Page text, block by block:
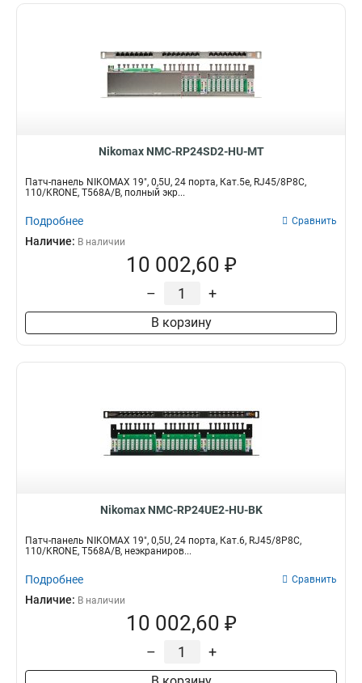
Nikomax NMC-RP24SD2-HU-MT
Патч-панель NIKOMAX 19", 0,5U, 24 порта, Кат.5e, RJ45/8P8C,
110/KRONE, T568A/B, полный экр...
Подробнее Сравнить
Наличие: В наличии
10 002,60 ₽
– +
В корзину
Nikomax NMC-RP24UE2-HU-BK
Патч-панель NIKOMAX 19", 0,5U, 24 порта, Кат.6, RJ45/8P8C,
110/KRONE, T568A/B, неэкраниров...
Подробнее Сравнить
Наличие: В наличии
10 002,60 ₽
– +